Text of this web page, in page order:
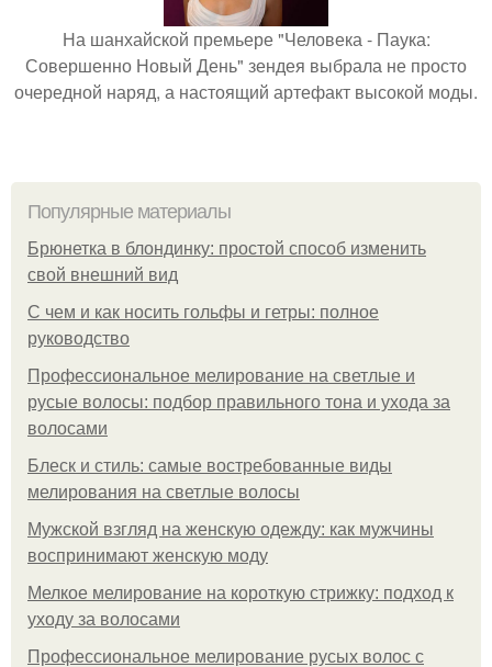
На шанхайской премьере "Человека - Паука:
Совершенно Новый День" зендея выбрала не просто
очередной наряд, а настоящий артефакт высокой моды.
Популярные материалы
Брюнетка в блондинку: простой способ изменить
свой внешний вид
С чем и как носить гольфы и гетры: полное
руководство
Профессиональное мелирование на светлые и
русые волосы: подбор правильного тона и ухода за
волосами
Блеск и стиль: самые востребованные виды
мелирования на светлые волосы
Мужской взгляд на женскую одежду: как мужчины
воспринимают женскую моду
Мелкое мелирование на короткую стрижку: подход к
уходу за волосами
Профессиональное мелирование русых волос с